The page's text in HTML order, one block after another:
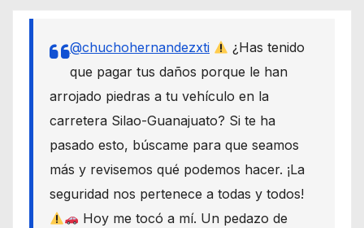
@chuchohernandezxti
¿Has tenido
que pagar tus daños porque le han
arrojado piedras a tu vehículo en la
carretera Silao-Guanajuato? Si te ha
pasado esto, búscame para que seamos
más y revisemos qué podemos hacer. ¡La
seguridad nos pertenece a todas y todos!
Hoy me tocó a mí. Un pedazo de